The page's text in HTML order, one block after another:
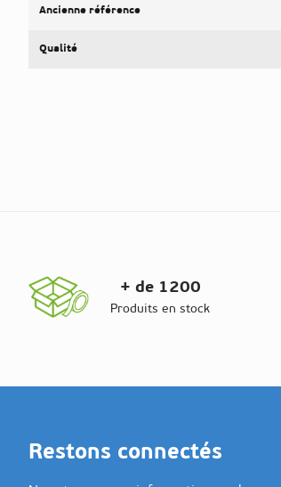
Ancienne référence
Qualité
+ de 1200
Produits en stock
Restons connectés